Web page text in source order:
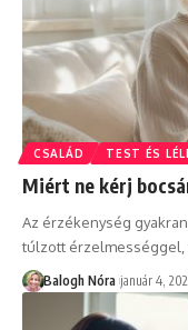
CSALÁD TEST ÉS
Miért ne kérj
Az érzékenység
túlzott érzelmességgel,
Balogh Nóra január 4,